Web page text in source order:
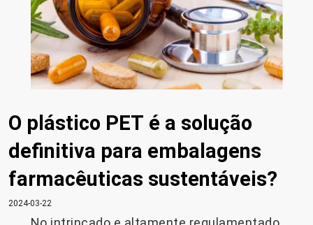
O plástico PET é a solução
definitiva para embalagens
farmacêuticas sustentáveis?
2024-03-22